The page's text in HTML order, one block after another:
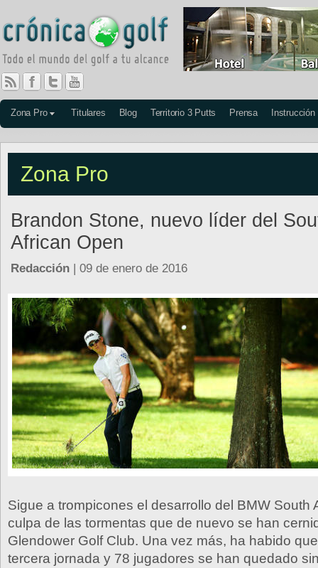
Zona Pro Titulares Blog Territorio 3 Putts Prensa Instrucción
Zona Pro
Brandon Stone, nuevo líder del
African Open
Redacción | 09 de enero de 2016
Sigue a trompicones el desarrollo del BMW South
culpa de las tormentas que de nuevo se han
Glendower Golf Club. Una vez más, ha habido
tercera jornada y 78 jugadores se han quedado